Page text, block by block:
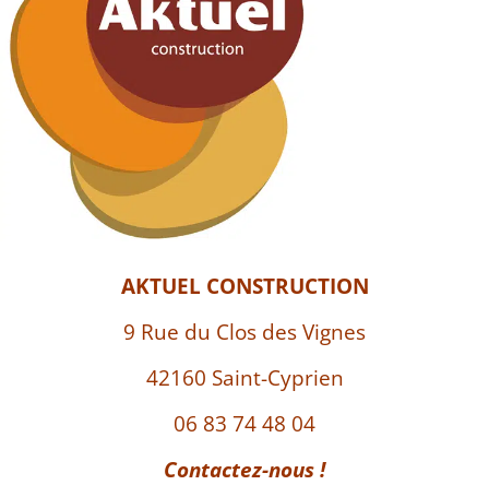
AKTUEL CONSTRUCTION
9 Rue du Clos des Vignes
42160 Saint-Cyprien
06 83 74 48 04
Contactez-nous !